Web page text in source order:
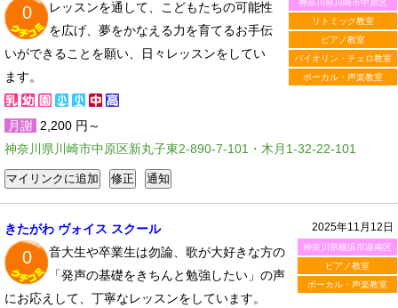
神奈川県川崎市中原区
リトミック教室
ピアノ教室
バイオリン・チェロ教室
ボーカル・声楽教室
0
レッスンを通して、こどもたちの可能性
を広げ、夢をかなえる力を育てるお手伝
いができることを願い、日々レッスンをしてい
ます。
月謝 2,200 円～
神奈川県川崎市中原区新丸子東2-890-7-101・木月1-32-22-101
2025年11月12日
神奈川県横浜市港南区
ピアノ教室
ボーカル・声楽教室
きたがわ ヴォイス スクール
0
音大生や卒業生は勿論、歌が大好きな方の
「発声の基礎をきちんと勉強したい」の声
にお応えして、丁寧なレッスンをしています。